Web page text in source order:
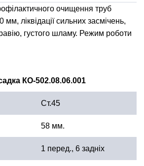
очищення труб
ліквідації сильних засмічень,
густого шламу. Режим роботи
КО-502.08.06.001
Ст.45
58 мм.
1 перед., 6 задніх